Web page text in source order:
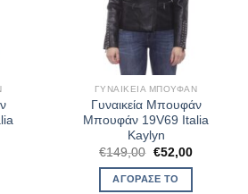
ΓΥΝΑΙΚΕΊΑ ΜΠΟΥΦΆΝ
Γυναικεία Μπουφάν
Μπουφάν 19V69 Italia
Kaylyn
€149,00 Original
price
was:
€149,00.
€52,00Η
ΑΓΌΡΑΣΈ ΤΟ